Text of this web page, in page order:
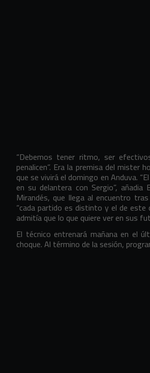
“Debemos tener ritmo, ser
penalicen”. Era la premisa del mister
que se vivirá el domingo en Anduva.
en su delantera con Sergio”,
Mirandés, que llega al encuentro
“cada partido es distinto y el de este
admitía que lo que quiere ver en sus
El técnico entrenará mañana en el
choque. Al término de la sesión,